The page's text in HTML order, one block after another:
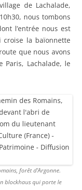
de Lachalade,
nous tombons
l’entrée nous est
la baïonnette
que nous avons
Lachalade, le
forêt d’Argonne.
blockhaus qui porte le